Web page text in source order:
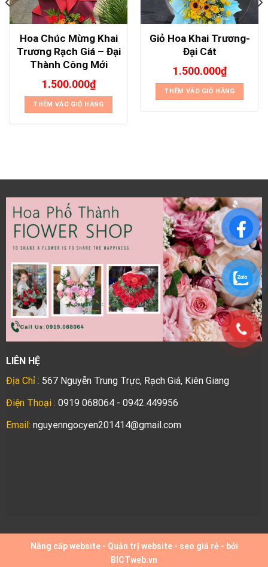
Hoa Chúc Mừng Khai
Trương Rạch Giá – Đại
Thành Công Mới
1.500.000₫
THÊM VÀO GIỎ HÀNG
Giỏ Hoa Khai Trương-
Đại Cát
1.500.000₫
THÊM VÀO GIỎ HÀNG
LIÊN HỆ
Địa Chỉ : 567 Nguyễn Trung Trực, Rạch Giá, Kiên Giang
Điện Thoại : 0919 068064 - 0942.449956
Email: nguyenngocyen201414@gmail.com
Nâng cấp website- Quản trị website- seo giá rẻ - bởi
BICTweb.vn